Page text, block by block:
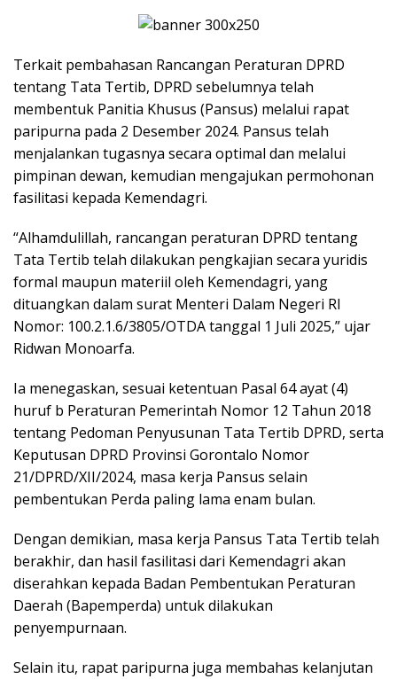
Terkait pembahasan Rancangan Peraturan DPRD
tentang Tata Tertib, DPRD sebelumnya telah
membentuk Panitia Khusus (Pansus) melalui rapat
paripurna pada 2 Desember 2024. Pansus telah
menjalankan tugasnya secara optimal dan melalui
pimpinan dewan, kemudian mengajukan permohonan
fasilitasi kepada Kemendagri.
“Alhamdulillah, rancangan peraturan DPRD tentang
Tata Tertib telah dilakukan pengkajian secara yuridis
formal maupun materiil oleh Kemendagri, yang
dituangkan dalam surat Menteri Dalam Negeri RI
Nomor: 100.2.1.6/3805/OTDA tanggal 1 Juli 2025,” ujar
Ridwan Monoarfa.
Ia menegaskan, sesuai ketentuan Pasal 64 ayat (4)
huruf b Peraturan Pemerintah Nomor 12 Tahun 2018
tentang Pedoman Penyusunan Tata Tertib DPRD, serta
Keputusan DPRD Provinsi Gorontalo Nomor
21/DPRD/XII/2024, masa kerja Pansus selain
pembentukan Perda paling lama enam bulan.
Dengan demikian, masa kerja Pansus Tata Tertib telah
berakhir, dan hasil fasilitasi dari Kemendagri akan
diserahkan kepada Badan Pembentukan Peraturan
Daerah (Bapemperda) untuk dilakukan
penyempurnaan.
Selain itu, rapat paripurna juga membahas kelanjutan